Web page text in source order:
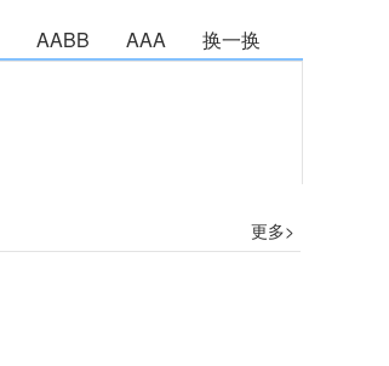
换一换
AAA
AABB
更多>